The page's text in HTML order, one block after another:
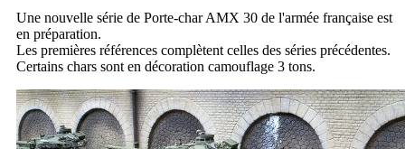
Une nouvelle série de Porte-char AMX 30 de l'armée française est
en préparation.
Les premières références complètent celles des séries précédentes.
Certains chars sont en décoration camouflage 3 tons.